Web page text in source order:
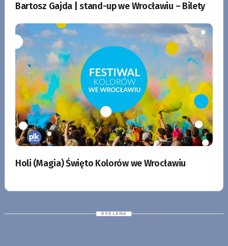
Bartosz Gajda | stand-up we Wrocławiu – Bilety
Holi (Magia) Święto Kolorów we Wrocławiu